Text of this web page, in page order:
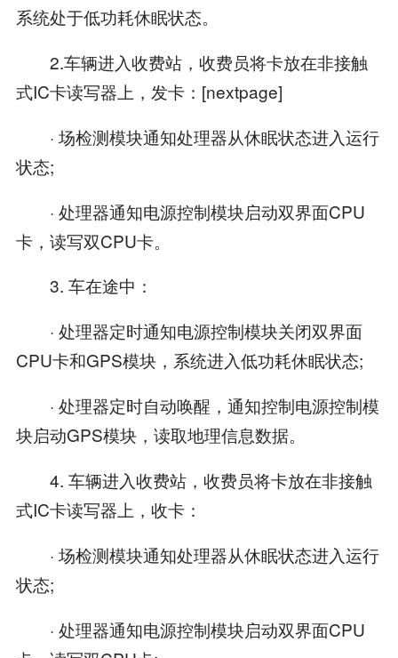
系统处于低功耗休眠状态。
2.车辆进入收费站，收费员将卡放在非接触
式IC卡读写器上，发卡：[nextpage]
· 场检测模块通知处理器从休眠状态进入运行
状态;
· 处理器通知电源控制模块启动双界面CPU
卡，读写双CPU卡。
3. 车在途中：
· 处理器定时通知电源控制模块关闭双界面
CPU卡和GPS模块，系统进入低功耗休眠状态;
· 处理器定时自动唤醒，通知控制电源控制模
块启动GPS模块，读取地理信息数据。
4. 车辆进入收费站，收费员将卡放在非接触
式IC卡读写器上，收卡：
· 场检测模块通知处理器从休眠状态进入运行
状态;
· 处理器通知电源控制模块启动双界面CPU